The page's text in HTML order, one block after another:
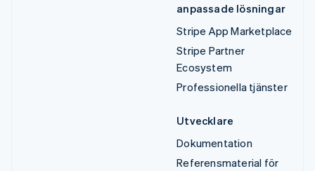
anpassade lösningar
Stripe App Marketplace
Stripe Partner
Ecosystem
Professionella tjänster
Utvecklare
Dokumentation
Referensmaterial för